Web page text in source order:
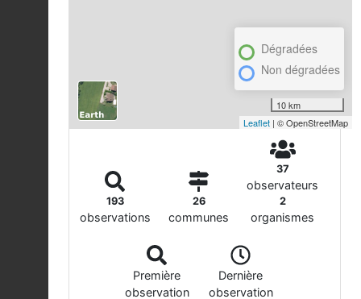
Dégradées
Non dégradées
10 km
Leaflet | © OpenStreetMap
193
observations
26
communes
37
observateurs
2
organismes
Première
observation
Dernière
observation